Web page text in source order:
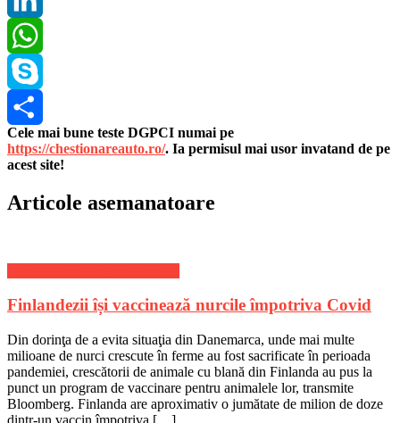
LinkedIn
WhatsApp
Skype
Share
Cele mai bune teste DGPCI numai pe
https://chestionareauto.ro/. Ia permisul mai usor invatand de pe
acest site!
Articole asemanatoare
Finlandezii își vaccinează nurcile împotriva Covid
Din dorinţa de a evita situaţia din Danemarca, unde mai multe
milioane de nurci crescute în ferme au fost sacrificate în perioada
pandemiei, crescătorii de animale cu blană din Finlanda au pus la
punct un program de vaccinare pentru animalele lor, transmite
Bloomberg. Finlanda are aproximativ o jumătate de milion de doze
dintr-un vaccin împotriva […]